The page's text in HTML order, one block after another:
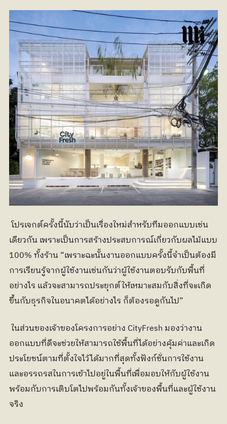
โปรเจกต์ครั้งนี้นับว่าเป็นเรื่องใหม่สำหรับทีมออกแบบเช่น
เดียวกัน เพราะเป็นการสร้างประสบการณ์เกี่ยวกับผลไม้แบบ
100% ทั้งร้าน “เพราะฉะนั้นงานออกแบบครั้งนี้จำเป็นต้องมี
การเรียนรู้จากผู้ใช้งานเช่นกันว่าผู้ใช้งานตอบรับกับพื้นที่
อย่างไร แล้วจะสามารถประยุกต์ให้เหมาะสมกับสิ่งที่จะเกิด
ขึ้นกับธุรกิจในอนาคตได้อย่างไร ก็ต้องรอดูกันไป”
ในส่วนของเจ้าของโครงการอย่าง CityFresh มองว่างาน
ออกแบบที่ดีจะช่วยให้สามารถใช้พื้นที่ได้อย่างคุ้มค่าและเกิด
ประโยชน์ตามที่ตั้งใจไว้ได้มากที่สุดทั้งฟังก์ชั่นการใช้งาน
และอรรถรสในการเข้าไปอยู่ในพื้นที่เพื่อมอบให้กับผู้ใช้งาน
พร้อมกับการเติบโตไปพร้อมกันทั้งเจ้าของพื้นที่และผู้ใช้งาน
จริง